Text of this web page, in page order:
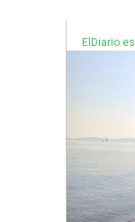
ElDiario.es